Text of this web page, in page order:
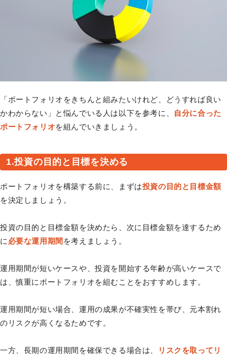
「ポートフォリオをきちんと組みたいけれど、どうすれば良い
かわからない」と悩んでいる人は以下を参考に、
自分に合った
ポートフォリオを組んでいきましょう。
1.投資の目的と目標を決める
ポートフォリオを構築する前に、まずは投資の目的と目標金額
を決定しましょう。
投資の目的と目標金額を決めたら、次に目標金額を達するため
に 必要な運用期間 を考えましょう。
運用期間が短いケースや、投資を開始する年齢が高いケースで
は、慎重にポートフォリオを組むことをおすすめします。
運用期間が短い場合、運用の成果が不確実性を帯び、元本割れ
のリスクが高くなるためです。
一方、長期の運用期間を確保できる場合は、
リスクを取ってリ